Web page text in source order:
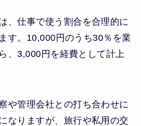
、仕事で使う割合を合理的に
す。10,000円のうち30％を業
、3,000円を経費として計上
や管理会社との打ち合わせに
なりますが、旅行や私用の交